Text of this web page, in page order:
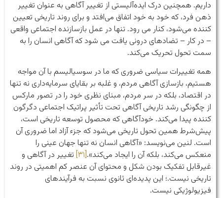
داریم. همچنین درک ایده‌آلیستی از تغییر آگاهی به عنوان تغییر
ذهن فرد، که خود به خود اتفاق می‌افتد و برای روند تاریخی تعیین
کننده می‌شود، کنار می رود. تنها در عمل بازسازنده اجتماعی واقعی
– در کار – تضادهای درونی یافت می شود که آگاهی انسان را به
سمت تحول تحریک می‌کند.
همه تغییرات سیاسی ضروری که ما در سوسیالیسم با آن مواجه
هستیم، بازسازی آگاهی مردم، و غلبه بر بقایای سرمایه‌داری نه تنها
در اقتصاد، بلکه در سر مردم، مبنای نظری خود را در تصور مارکس
از چگونگی رشد تاریخی آگاهی تحت تأثیر پراتیک اجتماعی دگرگون
کننده پیدا می‌کند. خودآگاهی که محصول توسعه تاریخی است،
پیش‌شرط همین تحول تاریخی می‌شود که جزء آزاد اما ضروری آن
است. لنین می‌نویسد: «آگاهی انسان نه تنها جهان عینی را
منعکس می‌کند، بلکه آن را ایجاد می‌کند».[۳۱]
تغییر در آگاهی و
غیرقابل تفکیک بودن شکل و محتوای آن عنصر کم اهمیتی در روند
تاریخی نیست.؛ این پدیده‌ای ثانوی نسبت به فرآیندهای
فیزیولوژیکی نیست.